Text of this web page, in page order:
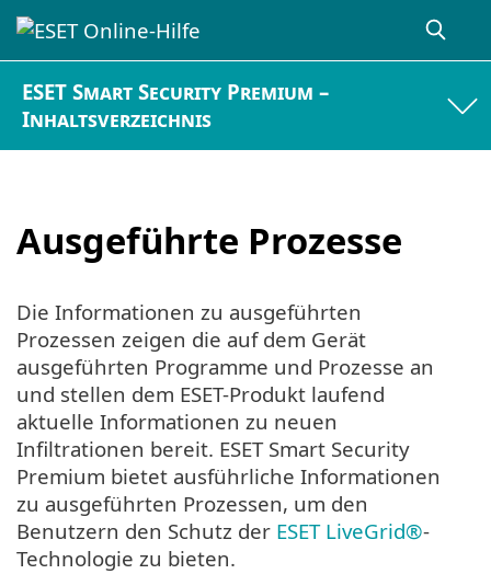
ESET Smart Security Premium –
Inhaltsverzeichnis
Ausgeführte Prozesse
Die Informationen zu ausgeführten
Prozessen zeigen die auf dem Gerät
ausgeführten Programme und Prozesse an
und stellen dem ESET-Produkt laufend
aktuelle Informationen zu neuen
Infiltrationen bereit. ESET Smart Security
Premium bietet ausführliche Informationen
zu ausgeführten Prozessen, um den
Benutzern den Schutz der ESET LiveGrid®-
Technologie zu bieten.